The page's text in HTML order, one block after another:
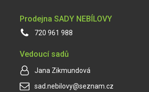
Prodejna SADY NEBÍLOVY
720 961 988
Vedoucí sadů
Jana Zikmundová
sad.nebilovy@seznam.cz